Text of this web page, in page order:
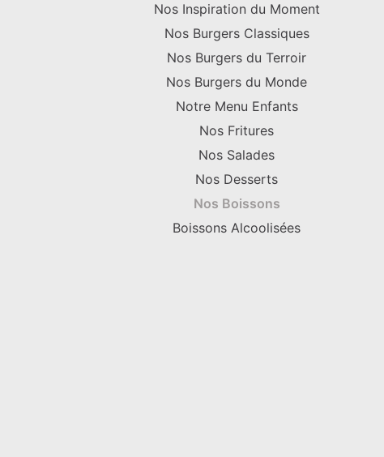
Nos Inspiration du Moment
Nos Burgers Classiques
Nos Burgers du Terroir
Nos Burgers du Monde
Notre Menu Enfants
Nos Fritures
Nos Salades
Nos Desserts
Nos Boissons
Boissons Alcoolisées